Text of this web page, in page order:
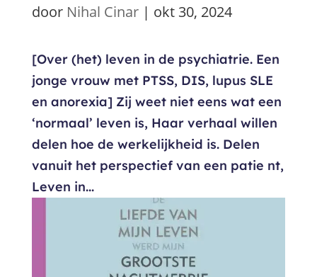
door Nihal Cinar| okt 30, 2024
[Over (het) leven in de psychiatrie. Een
jonge vrouw met PTSS, DIS, lupus SLE
en anorexia] Zij weet niet eens wat een
‘normaal’ leven is, Haar verhaal willen
delen hoe de werkelijkheid is. Delen
vanuit het perspectief van een patie nt,
Leven in...